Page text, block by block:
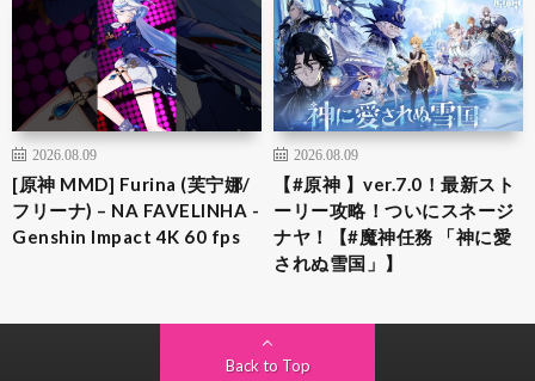
2026.08.09
[原神 MMD] Furina (芙宁娜/
フリーナ) – NA FAVELINHA -
Genshin Impact 4K 60 fps
2026.08.09
【#原神 】ver.7.0！最新スト
ーリー攻略！ついにスネージ
ナヤ！【#魔神任務 「神に愛
されぬ雪国」】
Back to Top